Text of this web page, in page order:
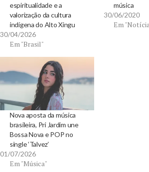
espiritualidade e a
valorização da cultura
indígena do Alto Xingu
30/04/2026
Em "Brasil"
música
30/06/2020
Em
Nova aposta da música
brasileira, Pri Jardim une
Bossa Nova e POP no
single ‘Talvez’
01/07/2026
Em "Música"